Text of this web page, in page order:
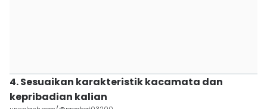
4. Sesuaikan karakteristik kacamata dan
kepribadian kalian